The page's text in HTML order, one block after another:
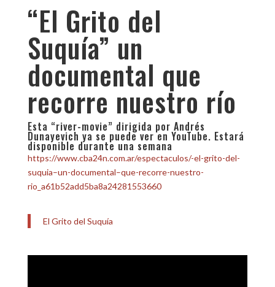
“El Grito del
Suquía” un
documental que
recorre nuestro río
Esta “river-movie” dirigida por Andrés
Dunayevich ya se puede ver en YouTube. Estará
disponible durante una semana
https://www.cba24n.com.ar/espectaculos/-el-grito-del-
suquia–un-documental–que-recorre-nuestro-
rio_a61b52add5ba8a24281553660
El Grito del Suquía